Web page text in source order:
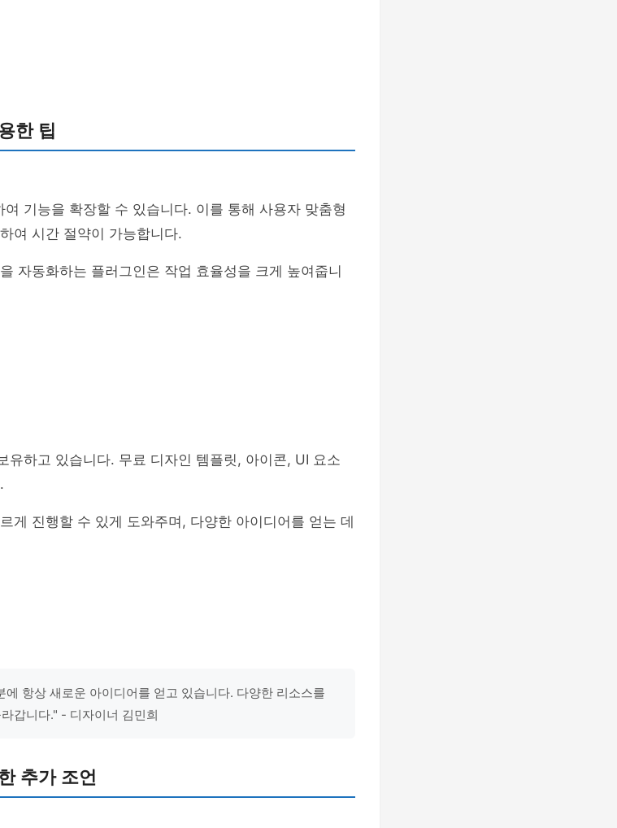
한 팁
여 기능을 확장할 수 있습니다. 이를 통해 사용자 맞춤형
여 시간 절약이 가능합니다.
자동화하는 플러그인은 작업 효율성을 크게 높여줍니
유하고 있습니다. 무료 디자인 템플릿, 아이콘, UI 요소
게 진행할 수 있게 도와주며, 다양한 아이디어를 얻는 데
항상 새로운 아이디어를 얻고 있습니다. 다양한 리소스를
갑니다." - 디자이너 김민희
추가 조언